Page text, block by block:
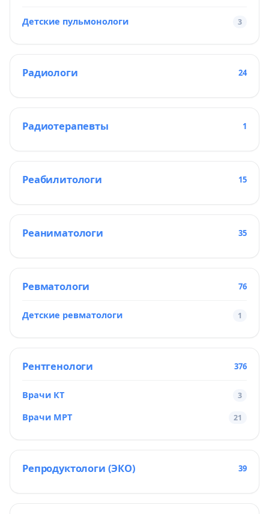
Детские пульмонологи 3
Радиологи 24
Радиотерапевты 1
Реабилитологи 15
Реаниматологи 35
Ревматологи 76
Детские ревматологи 1
Рентгенологи 376
Врачи КТ 3
Врачи МРТ 21
Репродуктологи (ЭКО) 39